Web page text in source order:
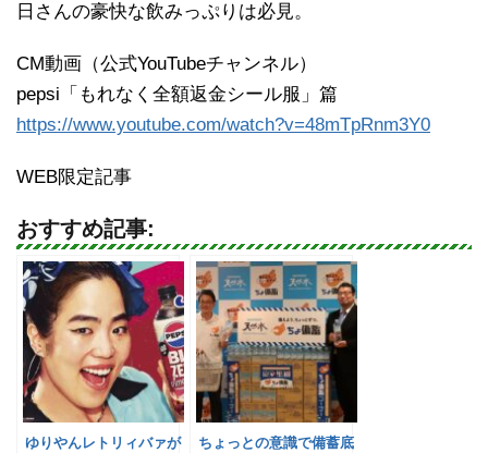
日さんの豪快な飲みっぷりは必見。
CM動画（公式YouTubeチャンネル）
pepsi「もれなく全額返金シール服」篇
https://www.youtube.com/watch?v=48mTpRnm3Y0
WEB限定記事
おすすめ記事:
ゆりやんレトリィバァが
ちょっとの意識で備蓄底